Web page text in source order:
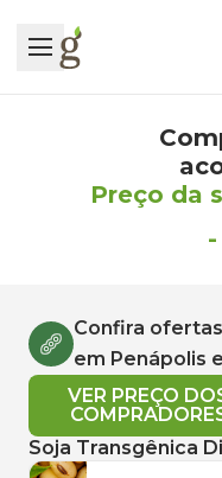
Preço da
-
Confira
em Penápolis
VER PREÇO
Soja Transgênica